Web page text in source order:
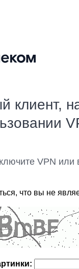
клиент,
VPN или
что вы не